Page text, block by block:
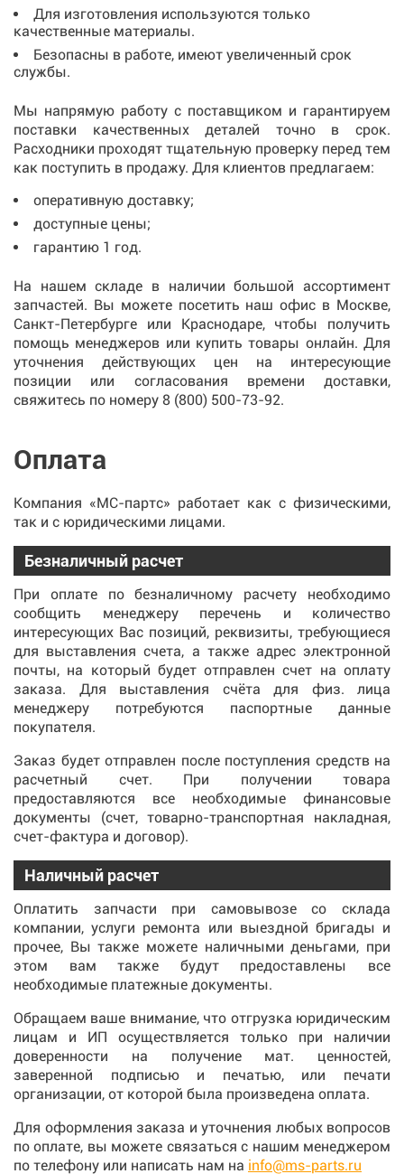
Для изготовления используются только
качественные материалы.
Безопасны в работе, имеют увеличенный срок
службы.
Мы напрямую работу с поставщиком и гарантируем
поставки качественных деталей точно в срок.
Расходники проходят тщательную проверку перед тем
как поступить в продажу. Для клиентов предлагаем:
оперативную доставку;
доступные цены;
гарантию 1 год.
На нашем складе в наличии большой ассортимент
запчастей. Вы можете посетить наш офис в Москве,
Санкт-Петербурге или Краснодаре, чтобы получить
помощь менеджеров или купитьтовары онлайн. Для
уточнения действующих цен на интересующие
позиции или согласования времени доставки,
свяжитесь по номеру 8 (800) 500-73-92.
Оплата
Компания «МС-партс» работает как с физическими,
так и с юридическими лицами.
Безналичный расчет
При оплате по безналичному расчету необходимо
сообщить менеджеру перечень и количество
интересующих Вас позиций, реквизиты, требующиеся
для выставления счета, а также адрес электронной
почты, на который будет отправлен счет на оплату
заказа. Для выставления счёта для физ. лица
менеджеру потребуются паспортные данные
покупателя.
Заказ будет отправлен после поступления средств на
расчетный счет. При получении товара
предоставляются все необходимые финансовые
документы (счет, товарно-транспортная накладная,
счет-фактура и договор).
Наличный расчет
Оплатить запчасти при самовывозе со склада
компании, услуги ремонта или выездной бригады и
прочее, Вы также можете наличными деньгами, при
этом вам также будут предоставлены все
необходимые платежные документы.
Обращаем ваше внимание, что отгрузка юридическим
лицам и ИП осуществляется только при наличии
доверенности на получение мат. ценностей,
заверенной подписью и печатью, или печати
организации, от которой была произведена оплата.
Для оформления заказа и уточнения любых вопросов
по оплате, вы можете связаться с нашим менеджером
по телефону или написать нам на info@ms-parts.ru